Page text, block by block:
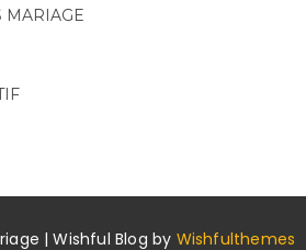
MARIAGE
| Wishful Blog by Wishfulthemes